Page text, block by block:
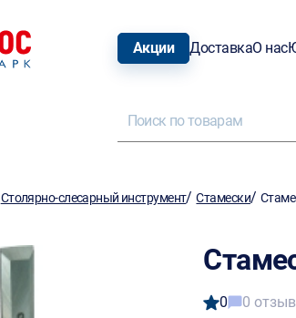
Акции ДоставкаО нас
Столярно-слесарный инструмент/Стамески/
0 0